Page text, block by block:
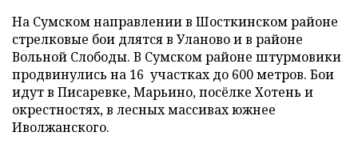
На Сумском направлении в Шосткинском районе
стрелковые бои длятся в Уланово и в районе
Вольной Слободы. В Сумском районе штурмовики
продвинулись на 16 участках до 600 метров. Бои
идут в Писаревке, Марьино, посёлке Хотень и
окрестностях, в лесных массивах южнее
Иволжанского.